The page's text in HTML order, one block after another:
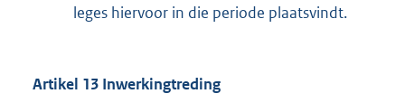
leges hiervoor in die periode plaatsvindt.
Artikel 13 Inwerkingtreding